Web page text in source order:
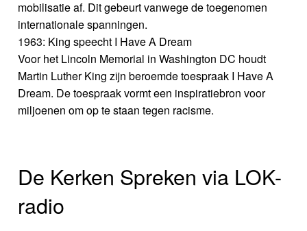
mobilisatie af. Dit gebeurt vanwege de toegenomen
internationale spanningen.
1963: King speecht I Have A Dream
Voor het Lincoln Memorial in Washington DC houdt
Martin Luther King zijn beroemde toespraak I Have A
Dream. De toespraak vormt een inspiratiebron voor
miljoenen om op te staan tegen racisme.
De Kerken Spreken via LOK-
radio